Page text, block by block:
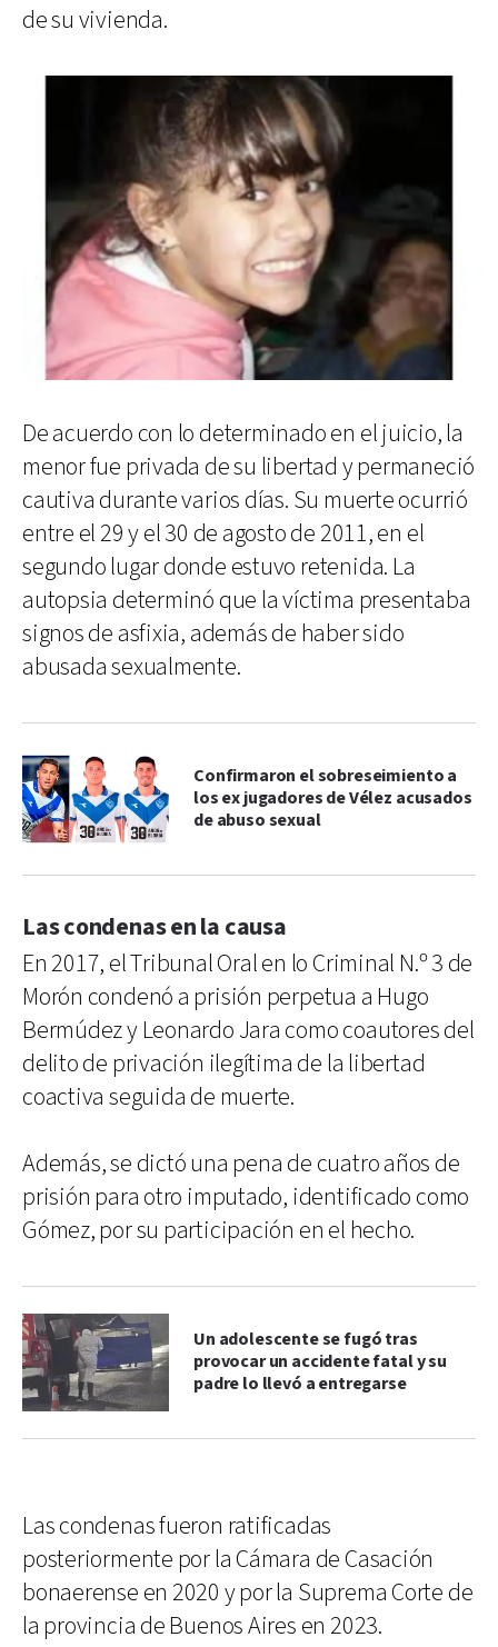
de su vivienda.
De acuerdo con lo determinado en el juicio, la
menor fue privada de su libertad y permaneció
cautiva durante varios días. Su muerte ocurrió
entre el 29 y el 30 de agosto de 2011, en el
segundo lugar donde estuvo retenida. La
autopsia determinó que la víctima presentaba
signos de asfixia, además de haber sido
abusada sexualmente.
Confirmaron el sobreseimiento a
los ex jugadores de Vélez acusados
de abuso sexual
Las condenas en la causa
En 2017, el Tribunal Oral en lo Criminal N.º 3 de
Morón condenó a prisión perpetua a Hugo
Bermúdez y Leonardo Jara como coautores del
delito de privación ilegítima de la libertad
coactiva seguida de muerte.
Además, se dictó una pena de cuatro años de
prisión para otro imputado, identificado como
Gómez, por su participación en el hecho.
Un adolescente se fugó tras
provocar un accidente fatal y su
padre lo llevó a entregarse
Las condenas fueron ratificadas
posteriormente por la Cámara de Casación
bonaerense en 2020 y por la Suprema Corte de
la provincia de Buenos Aires en 2023.